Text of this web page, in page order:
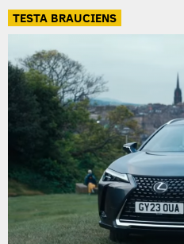
TESTA BRAUCIENS